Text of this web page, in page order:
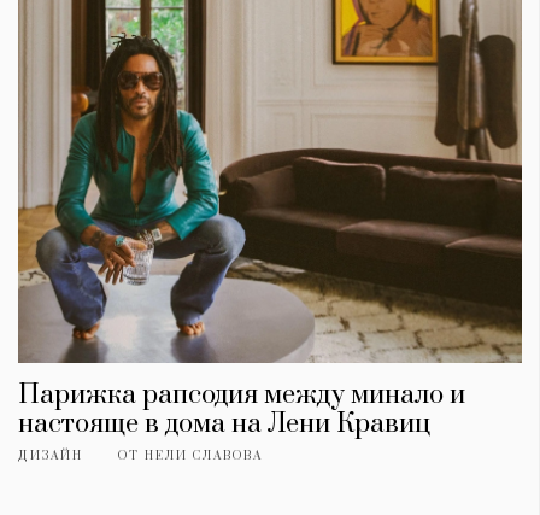
Парижка рапсодия между минало и
настояще в дома на Лени Кравиц
ДИЗАЙН ОТ НЕЛИ СЛАВОВА